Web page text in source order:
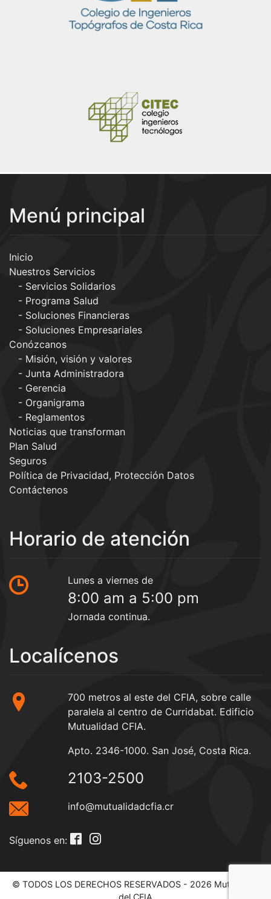
Menú principal
Inicio
Nuestros Servicios
Servicios Solidarios
Programa Salud
Soluciones Financieras
Soluciones Empresariales
Conózcanos
Misión, visión y valores
Junta Administradora
Gerencia
Organigrama
Reglamentos
Noticias que transforman
Plan Salud
Seguros
Política de Privacidad, Protección Datos
Contáctenos
Horario de atención
Lunes a viernes de
8:00 am a 5:00 pm
Jornada continua.
Localícenos
700 metros al este del CFIA, sobre calle
paralela al centro de Curridabat. Edificio
Mutualidad CFIA.
Apto. 2346-1000. San José, Costa Rica.
2103-2500
info@mutualidadcfia.cr
Síguenos en:
© TODOS LOS DERECHOS RESERVADOS - 2026 Mutualidad
del CFIA